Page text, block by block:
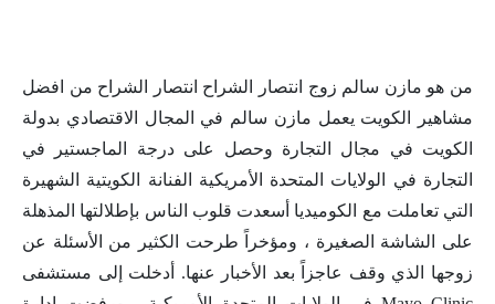
من هو مازن سالم زوج انتصار الشراح انتصار الشراح من افضل
مشاهير الكويت يعمل مازن سالم في المجال الاقتصادي بدولة
الكويت في مجال التجارة وحصل على درجة الماجستير في
التجارة في الولايات المتحدة الأمريكية الفنانة الكويتية الشهيرة
التي تعاملت مع الكوميديا ​​أسعدت قلوب الناس بإطلالتها المذهلة
على الشاشة الصغيرة ، ومؤخراً طرحت الكثير من الأسئلة عن
زوجها الذي وقف عاجزاً بعد الأخبار عنها. أدخلت إلى مستشفى